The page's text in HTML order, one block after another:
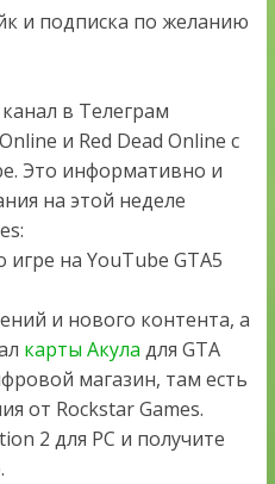
и подписка по желанию
в Телеграм
и Red Dead Online с
Это информативно и
на этой неделе
на YouTube GTA5
и нового контента, а
карты Акула для GTA
магазин, там есть
от Rockstar Games.
2 для PC и получите